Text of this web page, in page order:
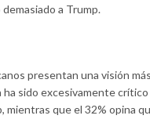
a Trump.
presentan una visión
ha sido excesivamente crítico
mientras que el 32% opina